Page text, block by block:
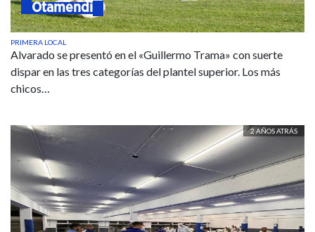
Otamendi
PRIMERA LOCAL
Alvarado se presentó en el «Guillermo Trama» con suerte
dispar en las tres categorías del plantel superior. Los más
chicos…
2 AÑOS ATRÁS